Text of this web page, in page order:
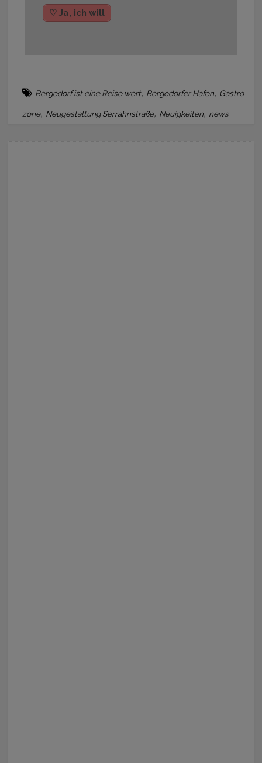
♡ Ja, ich will
Bergedorf ist eine Reise wert, Bergedorfer Hafen, Gastro
zone, Neugestaltung Serrahnstraße, Neuigkeiten, news